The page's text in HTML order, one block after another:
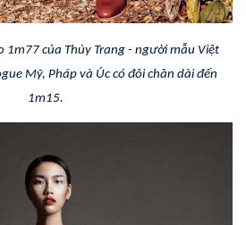
1m77 của Thùy Trang - người mẫu Việt
Mỹ, Pháp và Úc có đôi chân dài đến
1m15.